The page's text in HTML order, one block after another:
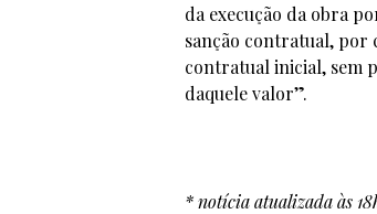
da execução da obra
sanção contratual, por
contratual inicial, sem
daquele valor”.
* notícia atualizada às